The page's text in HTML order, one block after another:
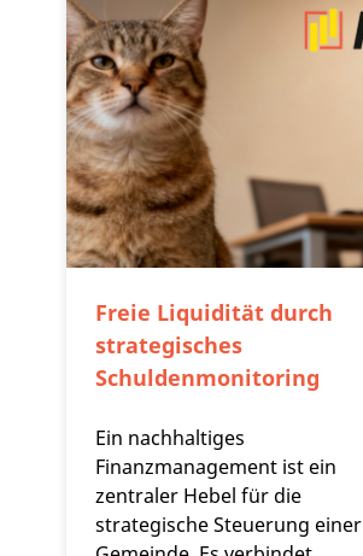
Freie Liquidität durch
strategisches
Schuldenmonitoring
Ein nachhaltiges
Finanzmanagement ist ein
zentraler Hebel für die
strategische Steuerung einer